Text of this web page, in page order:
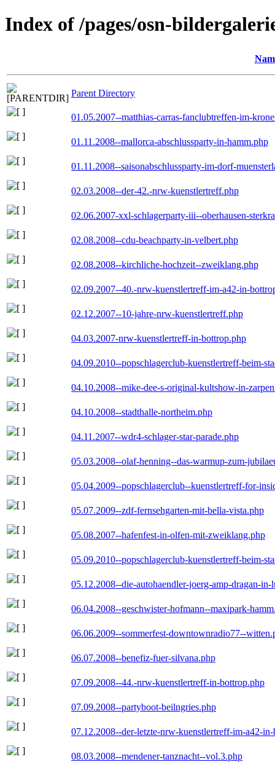
Index of /pages/osn-
Parent Directory
01.05.2007--matthias-carras-fanclubtreffen-im-
01.11.2008--mallorca-abschlussparty-in-hamm.php
01.11.2008--saisonabschlussparty-im-dorf-
02.03.2008--der-42.-nrw-kuenstlertreff.php
02.06.2007-xxl-schlagerparty-iii--oberhausen-
02.08.2008--cdu-beachparty-in-velbert.php
02.08.2008--kirchliche-hochzeit--zweiklang.php
02.09.2007--40.-nrw-kuenstlertreff-im-a42-in-
02.12.2007--10-jahre-nrw-kuenstlertreff.php
04.03.2007-nrw-kuenstlertreff-in-bottrop.php
04.09.2010--popschlagerclub-kuenstlertreff-beim-
04.10.2008--mike-dee-s-original-kultshow-in-
04.10.2008--stadthalle-northeim.php
04.11.2007--wdr4-schlager-star-parade.php
05.03.2008--olaf-henning--das-warmup-zum-
05.04.2009--popschlagerclub--kuenstlertreff-for-
05.07.2009--zdf-fernsehgarten-mit-bella-vista.php
05.08.2007--hafenfest-in-olfen-mit-zweiklang.php
05.09.2010--popschlagerclub-kuenstlertreff-beim-
05.12.2008--die-autohaendler-joerg-amp-dragan-in-
06.04.2008--geschwister-hofmann--maxipark-
06.06.2009--sommerfest-downtownradio77--
06.07.2008--benefiz-fuer-silvana.php
07.09.2008--44.-nrw-kuenstlertreff-in-bottrop.php
07.09.2008--partyboot-beilngries.php
07.12.2008--der-letzte-nrw-kuenstlertreff-im-a42-
08.03.2008--mendener-tanznacht--vol.3.php